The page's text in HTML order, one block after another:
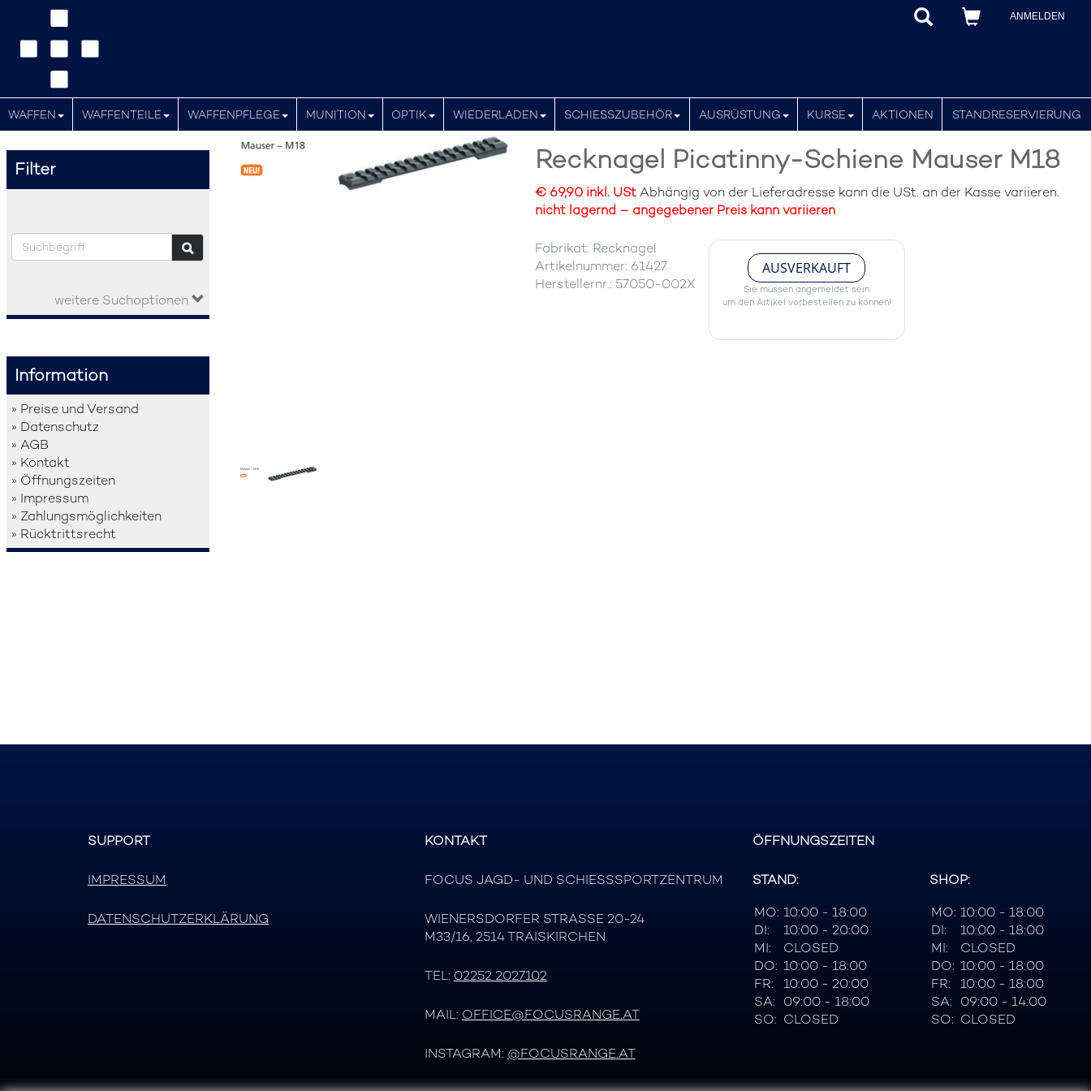
ANMELDEN
WAFFEN WAFFENTEILE WAFFENPFLEGE MUNITION OPTIK WIEDERLADEN SCHIESSZUBEHÖR AUSRÜSTUNG KURSE AKTIONEN STANDRESERVIERUNG
Filter
weitere Suchoptionen
Information
» Preise und Versand
» Datenschutz
» AGB
» Kontakt
» Öffnungszeiten
» Impressum
» Zahlungsmöglichkeiten
» Rücktrittsrecht
Recknagel Picatinny-Schiene Mauser M18
€ 69,90 inkl. UStAbhängig von der Lieferadresse kann die USt. an der Kasse variieren.
nicht lagernd – angegebener Preis kann variieren
Fabrikat: Recknagel
Artikelnummer: 61427
Herstellernr.: 57050-002X
AUSVERKAUFT
Sie müssen angemeldet sein
um den Artikel vorbestellen zu können!
SUPPORT
IMPRESSUM
DATENSCHUTZERKLÄRUNG
KONTAKT
FOCUS JAGD- UND SCHIESSSPORTZENTRUM
WIENERSDORFER STRASSE 20-24
M33/16, 2514 TRAISKIRCHEN
TEL: 02252 2027102
MAIL: OFFICE@FOCUSRANGE.AT
INSTAGRAM: @FOCUSRANGE.AT
ÖFFNUNGSZEITEN
STAND:
MO: 10:00 - 18:00
DI:
10:00 - 20:00
MI:
CLOSED
DO: 10:00 - 18:00
FR:
10:00 - 20:00
SA: 09:00 - 18:00
SO: CLOSED
SHOP:
MO: 10:00 - 18:00
DI:
10:00 - 18:00
MI:
CLOSED
DO: 10:00 - 18:00
FR:
10:00 - 18:00
SA: 09:00 - 14:00
SO: CLOSED